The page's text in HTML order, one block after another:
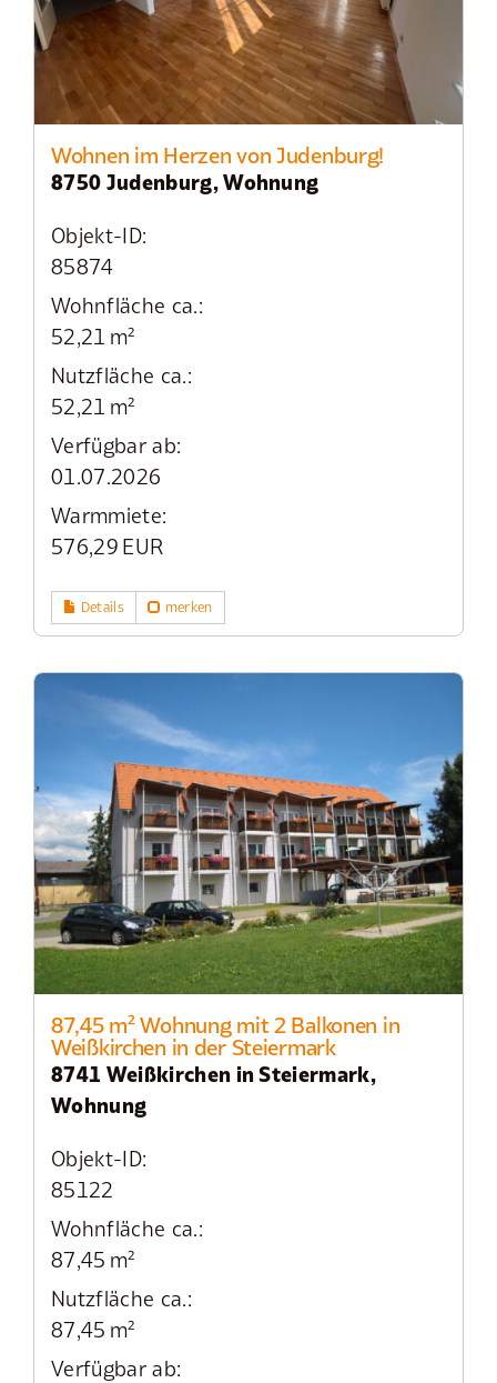
Wohnen im Herzen von Judenburg!
8750 Judenburg, Wohnung
Objekt-ID:
85874
Wohnfläche ca.:
52,21 m²
Nutzfläche ca.:
52,21 m²
Verfügbar ab:
01.07.2026
Warmmiete:
576,29 EUR
Details merken
87,45 m² Wohnung mit 2 Balkonen in
Weißkirchen in der Steiermark
8741 Weißkirchen in Steiermark,
Wohnung
Objekt-ID:
85122
Wohnfläche ca.:
87,45 m²
Nutzfläche ca.:
87,45 m²
Verfügbar ab: